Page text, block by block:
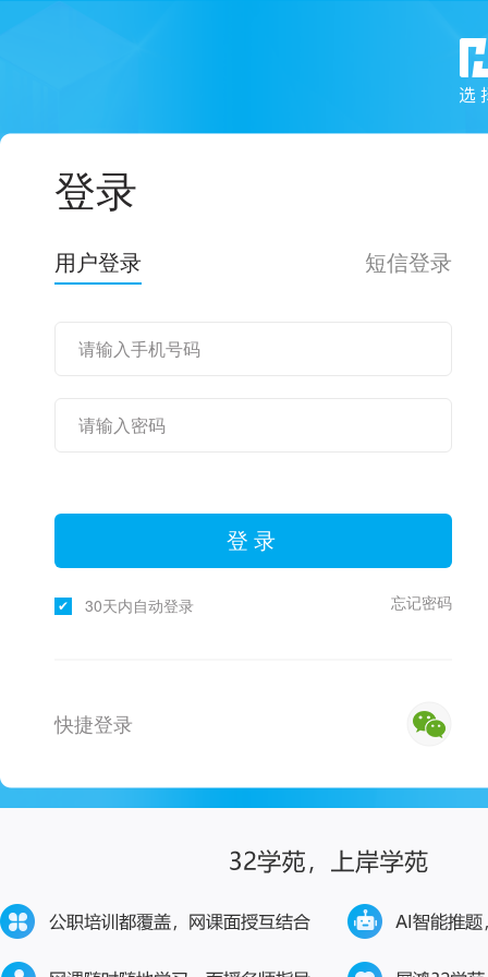
登录
用户登录 短信登录
登录
30天内自动登录 忘记密码
快捷登录